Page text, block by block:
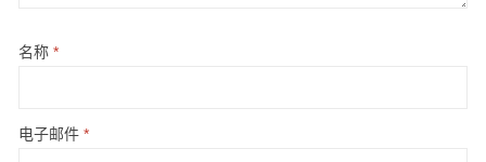
名称 *
电子邮件 *